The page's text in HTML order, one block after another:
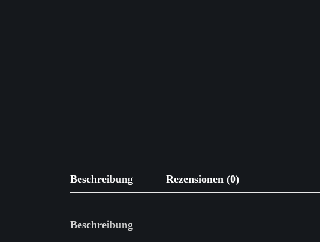
Beschreibung Rezensionen (0)
Beschreibung